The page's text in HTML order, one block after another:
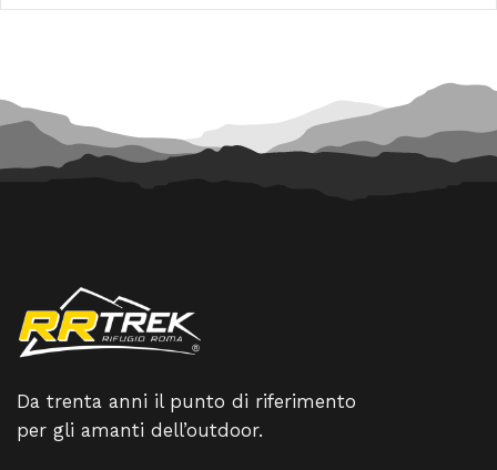
120,00 €.
Da trenta anni il punto di riferimento
per gli amanti dell’outdoor.